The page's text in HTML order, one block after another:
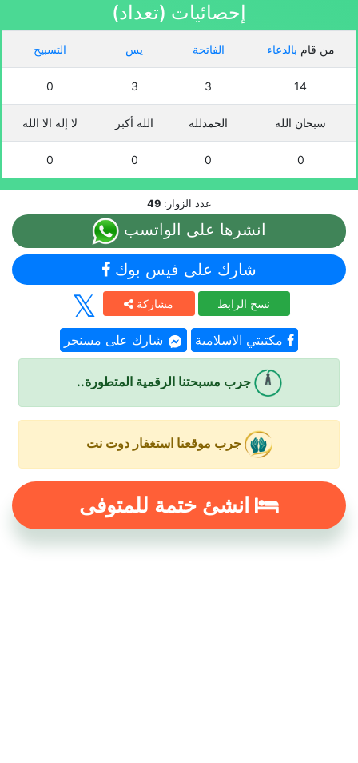
إحصائيات (تعداد)
من قام بالدعاء الفاتحة يس التسبيح
14
3
3
0
سبحان الله الحمدلله الله أكبر لا إله الا الله
0
0
0
0
عدد الزوار:49
انشرها على الواتسب
شارك على فيس بوك
مشاركة نسخ الرابط
شارك على مسنجر مكتبتي الاسلامية
جرب مسبحتنا الرقمية المتطورة..
جرب موقعنا استغفار دوت نت